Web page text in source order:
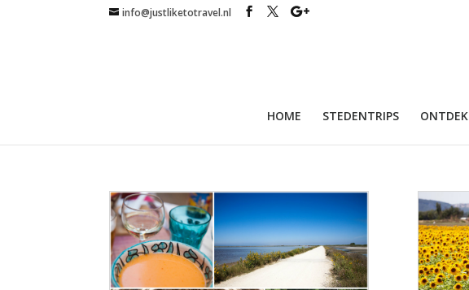
info@justliketotravel.nl
HOME STEDENTRIPS ONTDEK